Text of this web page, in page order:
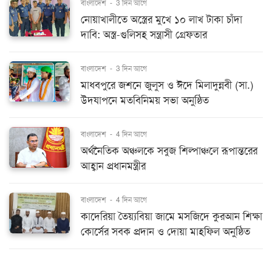
বাংলাদেশ - 3 দিন আগে
নোয়াখালীতে অস্ত্রের মুখে ১০ লাখ টাকা চাঁদা
দাবি: অস্ত্র-গুলিসহ সন্ত্রাসী গ্রেফতার
বাংলাদেশ - 3 দিন আগে
মাধবপুরে জশনে জুলুস ও ঈদে মিলাদুন্নবী (সা.)
উদযাপনে মতবিনিময় সভা অনুষ্ঠিত
বাংলাদেশ - 4 দিন আগে
অর্থনৈতিক অঞ্চলকে সবুজ শিল্পাঞ্চলে রূপান্তরের
আহ্বান প্রধানমন্ত্রীর
বাংলাদেশ - 4 দিন আগে
কাদেরিয়া তৈয়্যবিয়া জামে মসজিদে কুরআন শিক্ষা
কোর্সের সবক প্রদান ও দোয়া মাহফিল অনুষ্ঠিত